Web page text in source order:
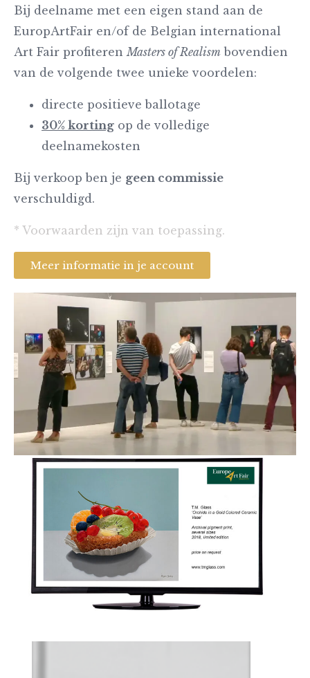
Bij deelname met een eigen stand aan de
EuropArtFair en/of de Belgian international
Art Fair profiterenMasters of Realism bovendien
van de volgende twee unieke voordelen:
directe positieve ballotage
30% korting op de volledige
deelnamekosten
Bij verkoop ben je geen commissie
verschuldigd.
* Voorwaarden zijn van toepassing.
Meer informatie in je account